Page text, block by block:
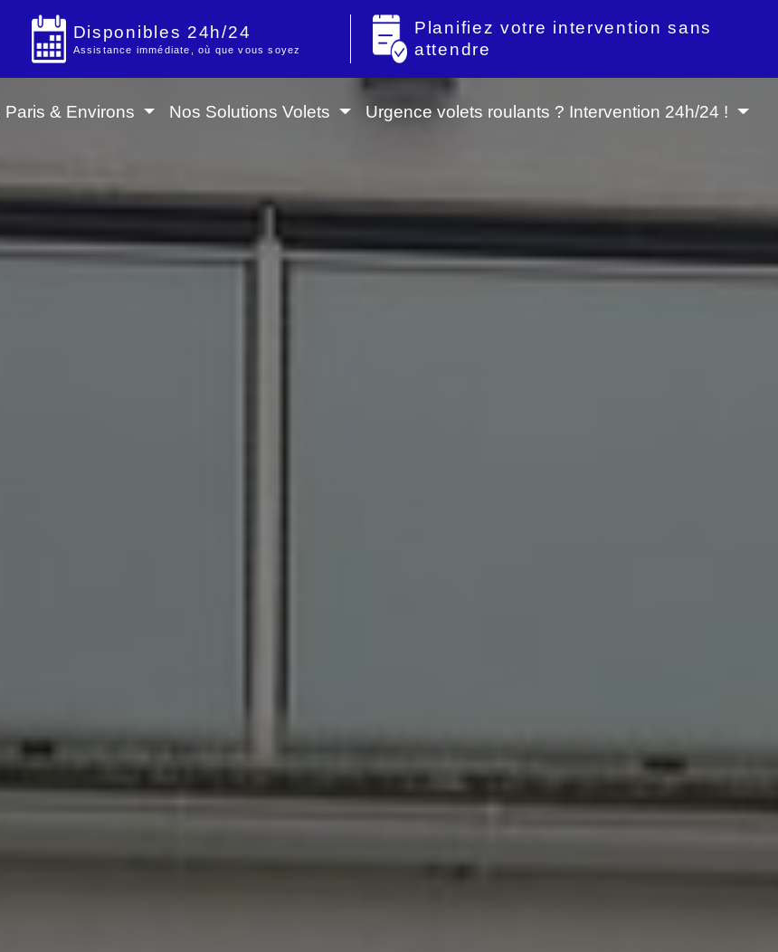
Disponibles 24h/24
Assistance immédiate, où que vous soyez
Planifiez votre intervention sans
attendre
Paris & Environs Nos Solutions Volets Urgence volets roulants ? Intervention 24h/24 !